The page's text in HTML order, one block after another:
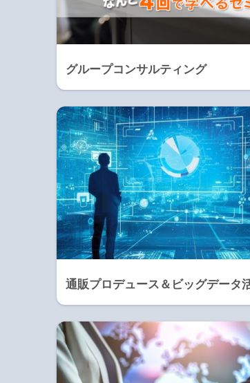
グループコンサルティング
通販プロデュース＆ビッグデータ